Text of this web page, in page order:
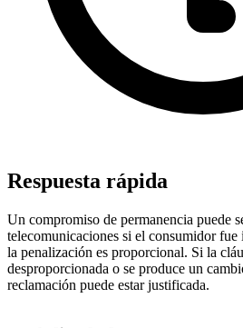
Respuesta rápida
Un compromiso de permanencia puede
telecomunicaciones si el consumidor
la penalización es proporcional. Si la
desproporcionada o se produce un
reclamación puede estar justificada.